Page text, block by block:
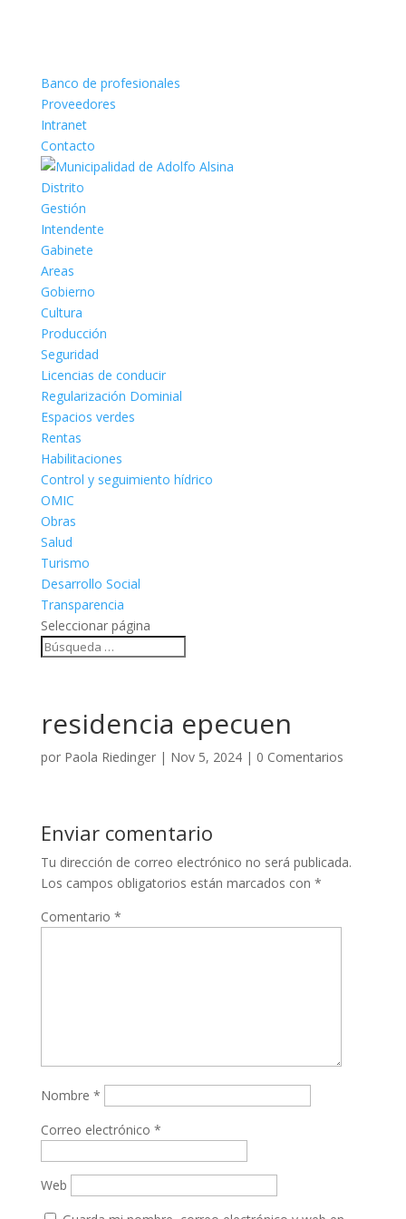
Banco de profesionales
Proveedores
Intranet
Contacto
Distrito
Gestión
Intendente
Gabinete
Areas
Gobierno
Cultura
Producción
Seguridad
Licencias de conducir
Regularización Dominial
Espacios verdes
Rentas
Habilitaciones
Control y seguimiento hídrico
OMIC
Obras
Salud
Turismo
Desarrollo Social
Transparencia
Seleccionar página
residencia epecuen
por Paola Riedinger| Nov 5, 2024| 0 Comentarios
Enviar comentario
Tu dirección de correo electrónico no será publicada.
Los campos obligatorios están marcados con *
Comentario *
Nombre *
Correo electrónico *
Web